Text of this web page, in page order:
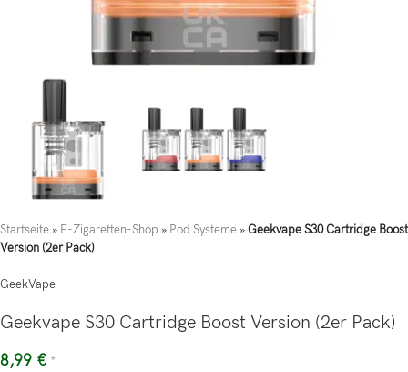
Startseite » E-Zigaretten-Shop » Pod Systeme »Geekvape S30 Cartridge Boost
Version (2er Pack)
GeekVape
Geekvape S30 Cartridge Boost Version (2er Pack)
8,99 € *